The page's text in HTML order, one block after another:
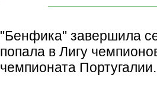
"Бенфика" завершила
попала в Лигу
чемпионата Португалии.